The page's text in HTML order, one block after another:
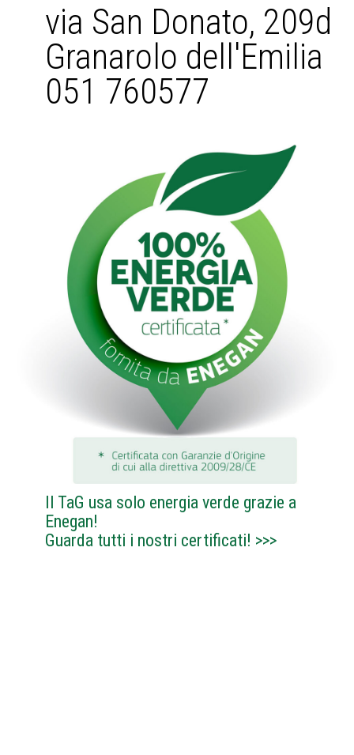
via San Donato, 209d
Granarolo dell'Emilia
051 760577
Il TaG usa solo energia verde grazie a
Enegan!
Guarda tutti i nostri certificati! >>>